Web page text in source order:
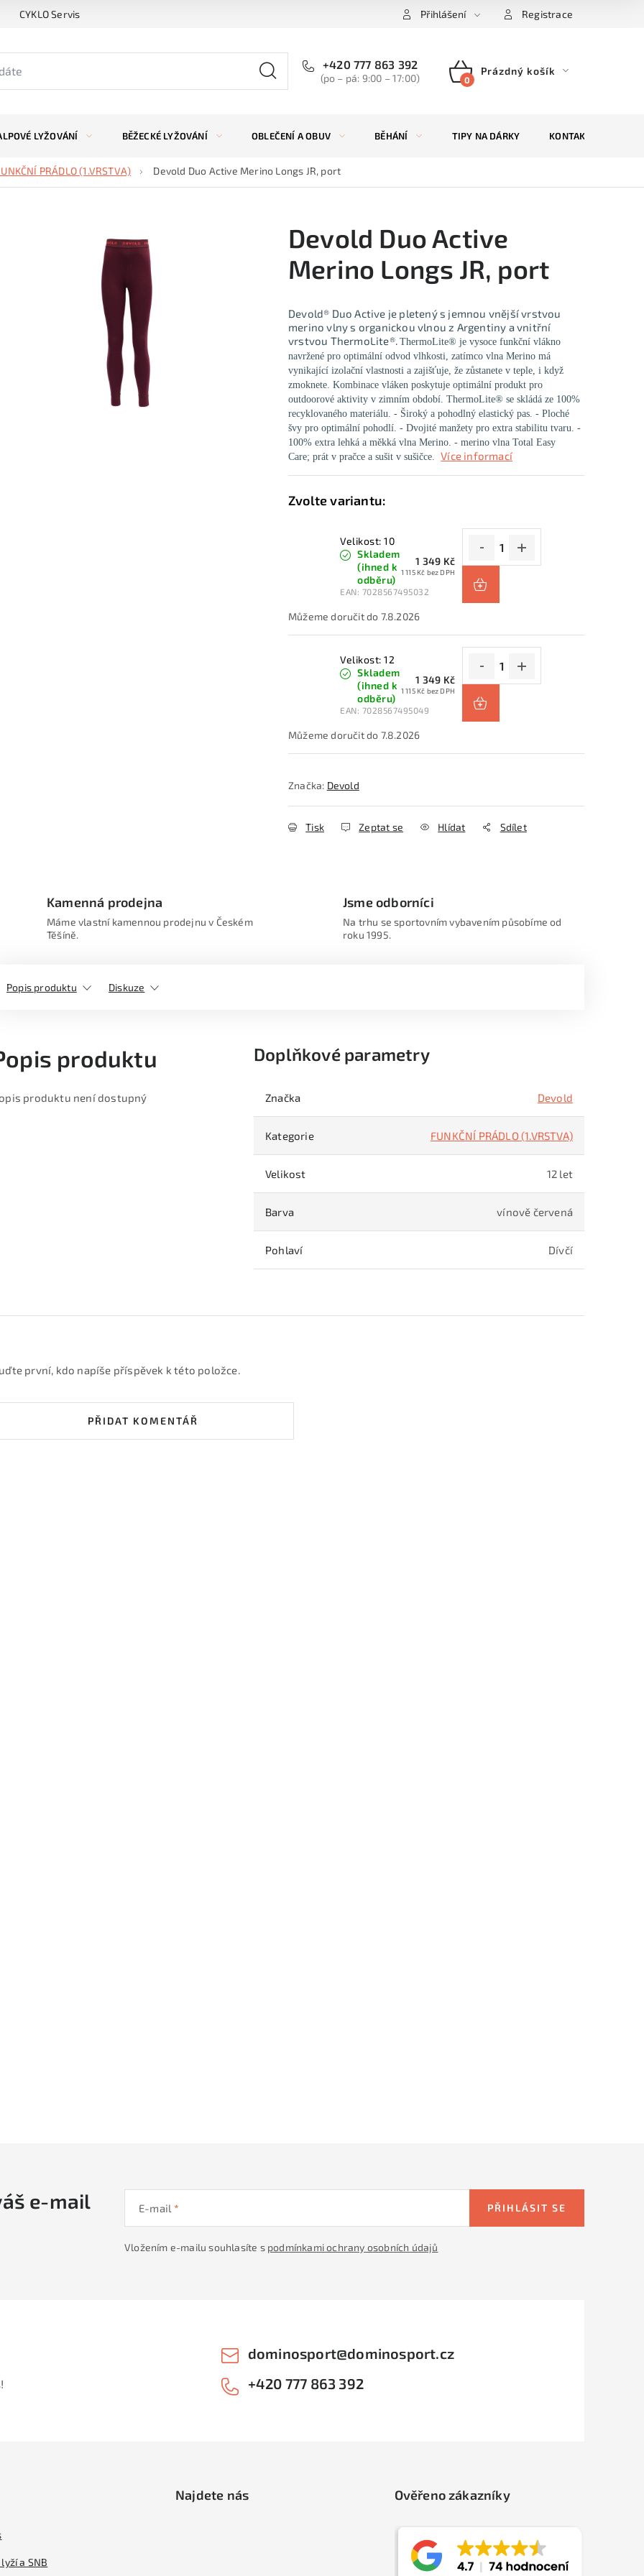
CYKLO Servis Přihlášení Registrace
+420 777 863 392
(po – pá: 9:00 – 17:00)
NÁKUPNÍ
Prázdný košík
LYŽOVÁNÍ BĚŽECKÉ LYŽOVÁNÍ OBLEČENÍ A OBUV BĚHÁNÍ TIPY NA DÁRKY KONTAKTY
PRÁDLO (1.VRSTVA) Devold Duo Active Merino Longs JR, port
Devold Duo Active
Merino Longs JR, port
Devold® Duo Active je pletený s jemnou vnější vrstvou
merino vlny s organickou vlnou z Argentiny a vnitřní
vrstvou ThermoLite®. ThermoLite® je vysoce funkční vlákno
navržené pro optimální odvod vlhkosti, zatímco vlna Merino má
vynikající izolační vlastnosti a zajišťuje, že zůstanete v teple, i když
zmoknete. Kombinace vláken poskytuje optimální produkt pro
outdoorové aktivity v zimním období. ThermoLite® se skládá ze 100%
recyklovaného materiálu. - Široký a pohodlný elastický pas. - Ploché
švy pro optimální pohodlí. - Dvojité manžety pro extra stabilitu tvaru. -
100% extra lehká a měkká vlna Merino. - merino vlna Total Easy
Care; prát v pračce a sušit v sušičce. Více informací
Velikost: 10
Skladem
(ihned k
odběru)
EAN: 7028567495032
1 349 Kč
1 115 Kč bez DPH
7.8.2026
Velikost: 12
Skladem
(ihned k
odběru)
EAN: 7028567495049
1 349 Kč
1 115 Kč bez DPH
7.8.2026
Značka: Devold
Tisk Zeptat se Hlídat Sdílet
Kamenná prodejna
Máme vlastní kamennou prodejnu v Českém
Těšíně.
Jsme odborníci
Na trhu se sportovním vybavením působíme od
roku 1995.
Popis produktu Diskuze
produktu
produktu není dostupný
Doplňkové parametry
Značka Devold
Kategorie FUNKČNÍ PRÁDLO (1.VRSTVA)
Velikost 12 let
Barva vínově červená
Pohlaví Dívčí
první, kdo napíše příspěvek k této položce.
PŘIDAT KOMENTÁŘ
e-mail E-mail
Vložením e-mailu souhlasíte s podmínkami ochrany osobních údajů
PŘIHLÁSIT SE
dominosport@dominosport.cz
+420 777 863 392
a SNB
Najdete nás Ověřeno zákazníky